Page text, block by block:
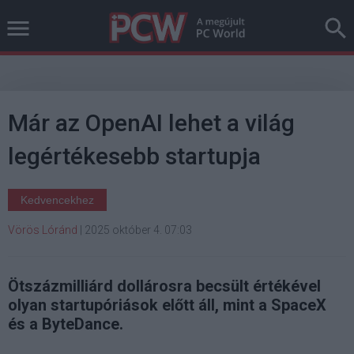
Már az OpenAI lehet a világ
legértékesebb startupja
Kedvencekhez
Vörös Lóránd 2025 október 4. 07:03
Ötszázmilliárd dollárosra becsült értékével
olyan startupóriások előtt áll, mint a SpaceX
és a ByteDance.